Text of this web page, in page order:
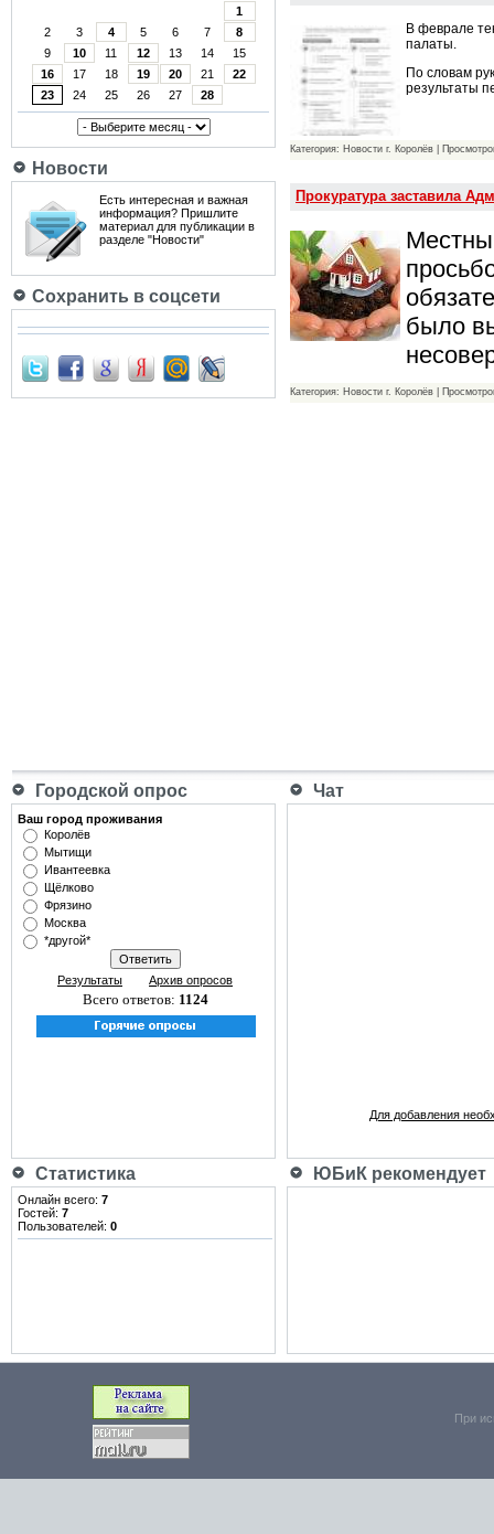
1
2
3 4 5 6 7
8
9
10 11 12 13 14
15
16
17 18 19 20 21
22
23
24 25 26 27 28
Новости
Есть интересная и важная
информация? Пришлите
материал для публикации в
разделе "Новости"
Сохранить в соцсети
В феврале
палаты.
По словам
результаты
Категория: Новости г. Королёв |
Прокуратура заставила
было
Категория: Новости г. Королёв |
Городской опрос Чат
Ваш город проживания
Королёв
Мытищи
Ивантеевка
Щёлково
Фрязино
Москва
*другой*
Результаты Архив опросов
Всего ответов: 1124
Для добавления
Статистика ЮБиК рекомендует
Онлайн всего: 7
Гостей: 7
Пользователей: 0
При